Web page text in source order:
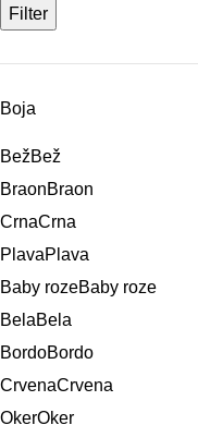
Filter
Boja
BežBež
BraonBraon
CrnaCrna
PlavaPlava
Baby rozeBaby roze
BelaBela
BordoBordo
CrvenaCrvena
OkerOker